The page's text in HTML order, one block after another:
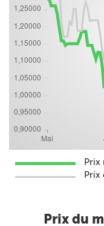
Prix
Prix
Prix du